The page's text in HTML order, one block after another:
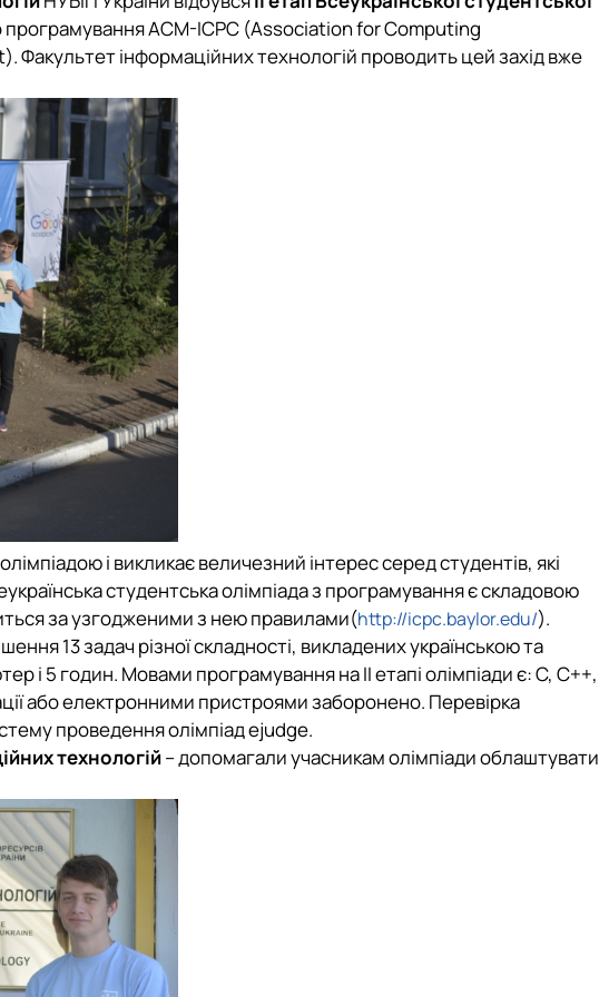
програмування АСМ-ІСРС (Association for Computing
інформаційних технологій проводить цей захід вже
і викликає величезний інтерес серед студентів, які
студентська олімпіада з програмування є складовою
за узгодженими з нею правилами(http://icpc.baylor.edu/).
13 задач різної складності, викладених українською та
і 5 годин. Мовами програмування на ІI етапі олімпіади є: С, С++,
або електронними пристроями заборонено. Перевірка
проведення олімпіад ejudge.
технологій– допомагали учасникам олімпіади облаштувати